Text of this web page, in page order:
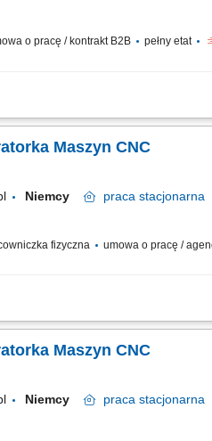
o pracę / kontrakt B2B pełny etat
i modyfikacja programów na tokarki
Maszyn CNC
Niemcy praca stacjonarna
fizyczna umowa o pracę /
i frezarek CNC. Ustawianie
Maszyn CNC
Niemcy praca stacjonarna